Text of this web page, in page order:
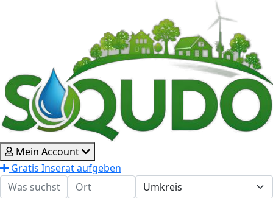
Mein Account
Gratis Inserat aufgeben